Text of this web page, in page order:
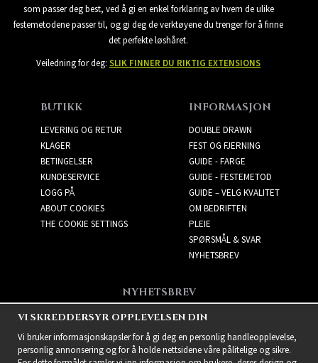
som passer deg best, ved å gi en enkel forklaring av hvem de ulike
festemetodene passer til, og gi deg de verktøyene du trenger for å finne
det perfekte løshåret.
Veiledning for deg: SLIK FINNER DU RIKTIG EXTENSIONS
BUTIKK
LEVERING OG RETUR
KLAGER
BETINGELSER
KUNDESERVICE
LOGG PÅ
ABOUT COOKIES
THE COOKIE SETTINGS
INFORMASJON
DOUBLE DRAWN
FEST OG FJERNING
GUIDE - FARGE
GUIDE - FESTEMETOD
GUIDE – VELG KVALITET
OM BEDRIFTEN
PLEIE
SPØRSMÅL & SVAR
NYHETSBREV
NYHETSBREV
Få de beste tilbudene og
spennende nye produkter!
VI SKREDDERSYR OPPLEVELSEN DIN
Vi bruker informasjonskapsler for å gi deg en personlig handleopplevelse,
personlig annonsering og for å holde nettsidene våre pålitelige og sikre.